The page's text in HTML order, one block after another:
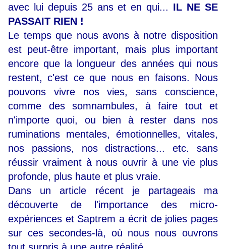
avec lui depuis 25 ans et en qui... IL NE SE
PASSAIT RIEN !
Le temps que nous avons à notre disposition
est peut-être important, mais plus important
encore que la longueur des années qui nous
restent, c'est ce que nous en faisons. Nous
pouvons vivre nos vies, sans conscience,
comme des somnambules, à faire tout et
n'importe quoi, ou bien à rester dans nos
ruminations mentales, émotionnelles, vitales,
nos passions, nos distractions... etc. sans
réussir vraiment à nous ouvrir à une vie plus
profonde, plus haute et plus vraie.
Dans un article récent je partageais ma
découverte de l'importance des micro-
expériences et Saptrem a écrit de jolies pages
sur ces secondes-là, où nous nous ouvrons